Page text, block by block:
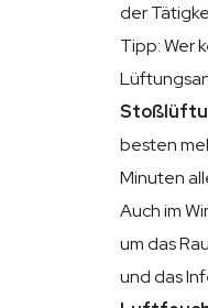
der
Tipp: Wer
besten
Minuten
Auch im
um das
und das